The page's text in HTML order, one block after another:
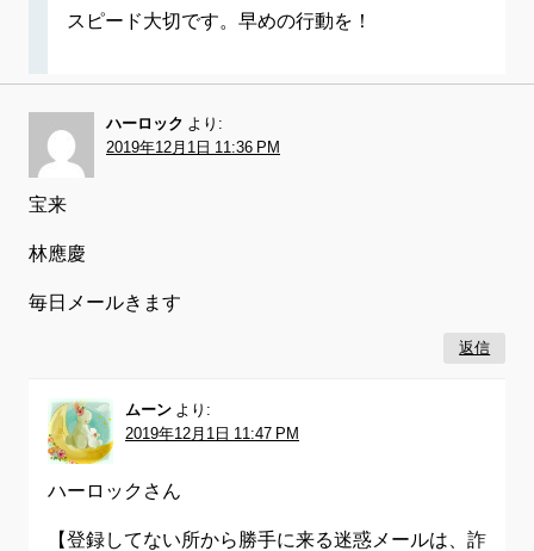
スピード大切です。早めの行動を！
ハーロック より:
2019年12月1日 11:36 PM
宝来
林應慶
毎日メールきます
返信
ムーン より:
2019年12月1日 11:47 PM
ハーロックさん
【登録してない所から勝手に来る迷惑メールは、詐